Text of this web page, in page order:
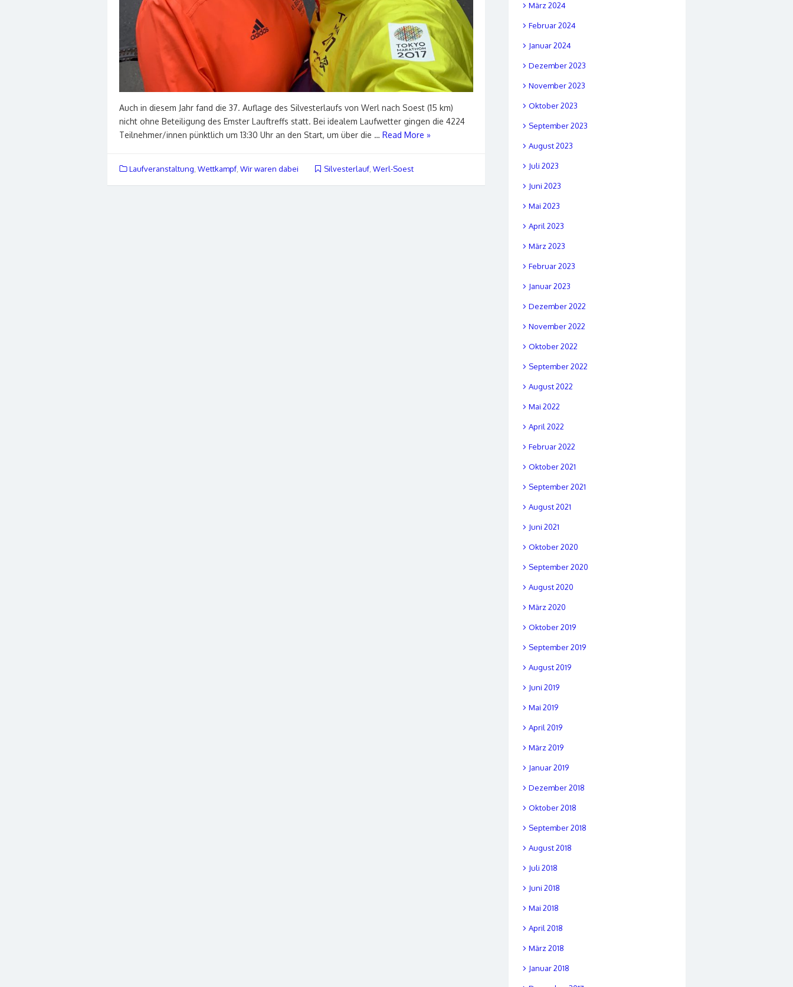
Auch in diesem Jahr fand die 37. Auflage des Silvesterlaufs von Werl nach Soest (15 km)
nicht ohne Beteiligung des Emster Lauftreffs statt. Bei idealem Laufwetter gingen die 4224
Teilnehmer/innen pünktlich um 13:30 Uhr an den Start, um über die … Read More »
Laufveranstaltung Wettkampf Wir waren dabei Silvesterlauf, Werl-Soest
März 2024
Februar 2024
Januar 2024
Dezember 2023
November 2023
Oktober 2023
September 2023
August 2023
Juli 2023
Juni 2023
Mai 2023
April 2023
März 2023
Februar 2023
Januar 2023
Dezember 2022
November 2022
Oktober 2022
September 2022
August 2022
Mai 2022
April 2022
Februar 2022
Oktober 2021
September 2021
August 2021
Juni 2021
Oktober 2020
September 2020
August 2020
März 2020
Oktober 2019
September 2019
August 2019
Juni 2019
Mai 2019
April 2019
März 2019
Januar 2019
Dezember 2018
Oktober 2018
September 2018
August 2018
Juli 2018
Juni 2018
Mai 2018
April 2018
März 2018
Januar 2018